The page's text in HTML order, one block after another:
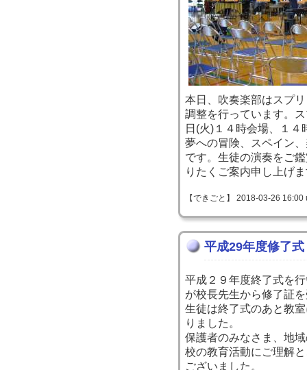
本日、吹奏楽部はスプ
調整を行っています。
日(火)１４時会場、１
夢への冒険、スペイン
です。生徒の演奏をご
りたくご案内申し上げ
【できごと】 2018-03-26
平成29年度修了式
平成２９年度終了式を
が校長先生から修了証
生徒は終了式のあと教
りました。
保護者のみなさま、地
校の教育活動にご理解
ございました。